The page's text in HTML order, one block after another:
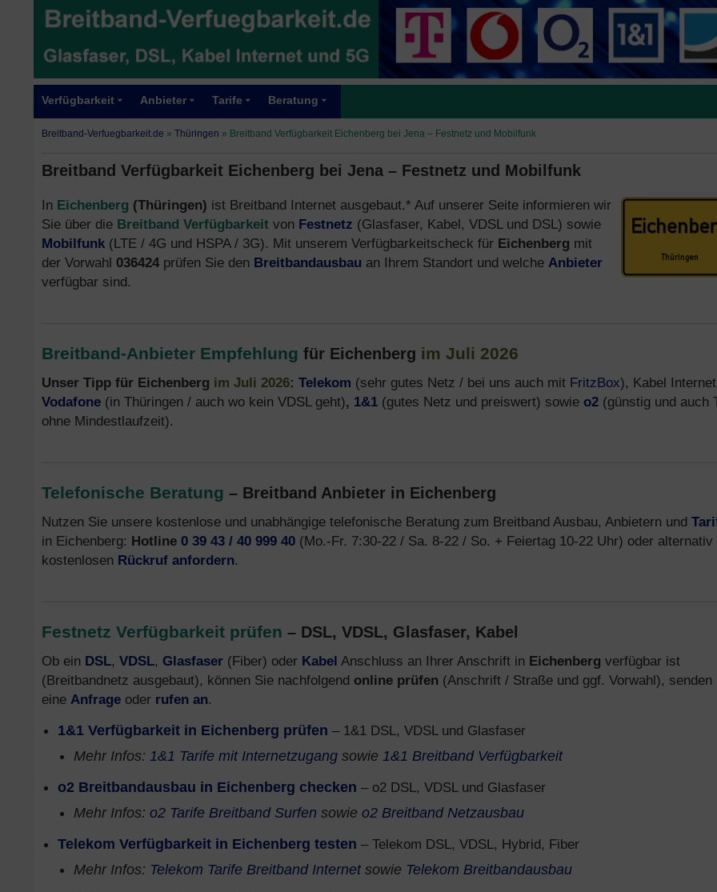
Verfügbarkeit Anbieter Tarife Beratung
Breitband-Verfuegbarkeit.de » Thüringen » Breitband Verfügbarkeit Eichenberg bei Jena – Festnetz und Mobilfunk
Breitband Verfügbarkeit Eichenberg bei Jena – Festnetz und Mobilfunk
In Eichenberg (Thüringen) ist Breitband Internet ausgebaut.* Auf unserer Seite informieren wir
Sie über die Breitband Verfügbarkeit von Festnetz (Glasfaser, Kabel, VDSL und DSL) sowie
Mobilfunk (LTE / 4G und HSPA / 3G). Mit unserem Verfügbarkeitscheck für Eichenberg mit
der Vorwahl 036424 prüfen Sie den Breitbandausbau an Ihrem Standort und welche Anbieter
verfügbar sind.
Breitband-Anbieter Empfehlung für Eichenberg im Juli 2026
Unser Tipp für Eichenberg im Juli 2026: Telekom (sehr gutes Netz / bei uns auch mit FritzBox), Kabel
Vodafone (in Thüringen / auch wo kein VDSL geht), 1&1 (gutes Netz und preiswert) sowie o2 (günstig und auch
ohne Mindestlaufzeit).
Telefonische Beratung – Breitband Anbieter in Eichenberg
Nutzen Sie unsere kostenlose und unabhängige telefonische Beratung zum Breitband Ausbau, Anbietern und
in Eichenberg: Hotline 0 39 43 / 40 999 40 (Mo.-Fr. 7:30-22 / Sa. 8-22 / So. + Feiertag 10-22 Uhr) oder alternativ
kostenlosen Rückruf anfordern.
Festnetz Verfügbarkeit prüfen – DSL, VDSL, Glasfaser, Kabel
Ob ein DSL, VDSL, Glasfaser (Fiber) oder Kabel Anschluss an Ihrer Anschrift in Eichenberg verfügbar ist
(Breitbandnetz ausgebaut), können Sie nachfolgend online prüfen (Anschrift / Straße und ggf. Vorwahl), senden
eine Anfrage oder rufen an.
1&1 Verfügbarkeit in Eichenberg prüfen – 1&1 DSL, VDSL und Glasfaser
Mehr Infos: 1&1 Tarife mit Internetzugang sowie 1&1 Breitband Verfügbarkeit
o2 Breitbandausbau in Eichenberg checken – o2 DSL, VDSL und Glasfaser
Mehr Infos: o2 Tarife Breitband Surfen sowie o2 Breitband Netzausbau
Telekom Verfügbarkeit in Eichenberg testen – Telekom DSL, VDSL, Hybrid, Fiber
Mehr Infos: Telekom Tarife Breitband Internetsowie Telekom Breitbandausbau